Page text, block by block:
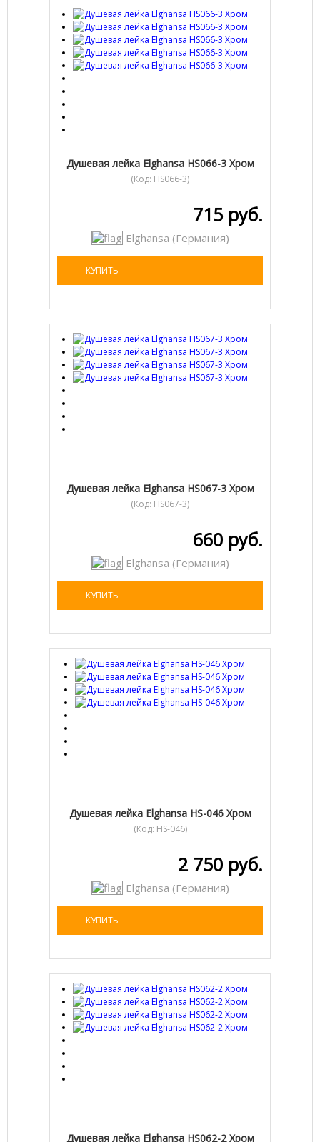
Душевая лейка Elghansa HS066-3 Хром
(Код: HS066-3)
715 руб.
Elghansa (Германия)
КУПИТЬ
Душевая лейка Elghansa HS067-3 Хром
(Код: HS067-3)
660 руб.
Elghansa (Германия)
КУПИТЬ
Душевая лейка Elghansa HS-046 Хром
(Код: HS-046)
2 750 руб.
Elghansa (Германия)
КУПИТЬ
Душевая лейка Elghansa HS062-2 Хром